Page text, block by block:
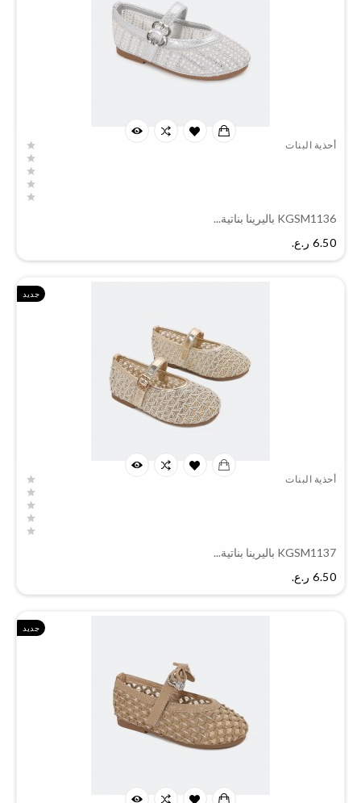
أحذية البنات
KGSM1136 باليرينا بناتية...
6.50 ر.ع.‏
جديد
أحذية البنات
KGSM1137 باليرينا بناتية...
6.50 ر.ع.‏
جديد